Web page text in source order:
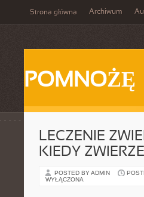
Strona główna Archiwum
POMNOŻĘ
LECZENIE
KIEDY
POSTED BY ADMIN
WYŁĄCZONA